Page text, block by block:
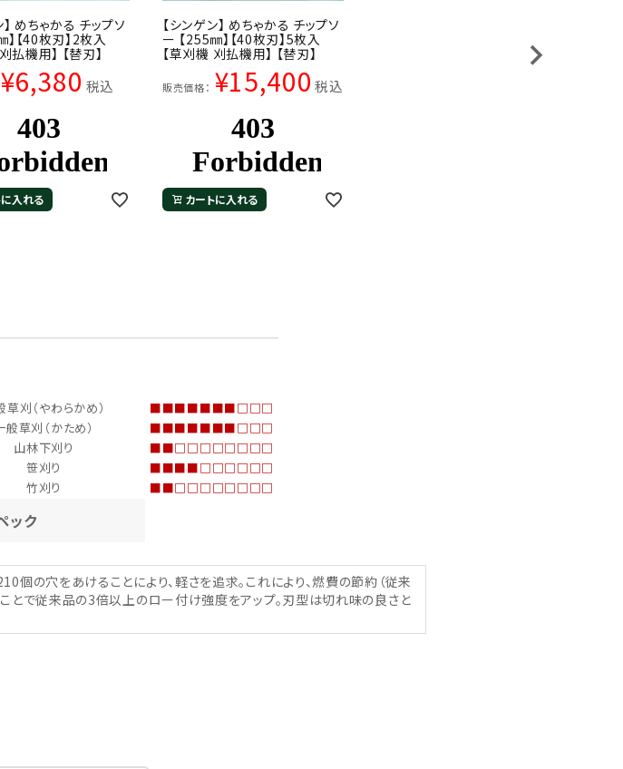
】 めちゃかる チップソ
】【40枚刃】2枚入
払機用】 【替刃】
¥6,380 税込
入れる
【シンゲン】 めちゃかる チップソ
ー 【255㎜】【40枚刃】5枚入
【草刈機 刈払機用】 【替刃】
販売価格： ¥15,400 税込
カートに入れる
草刈（やわらかめ）
■■■■■■■□□□
般草刈（かため）
■■■■■■■□□□
山林下刈り
■■□□□□□□□□
笹刈り
■■■■□□□□□□
竹刈り
■■□□□□□□□□
ック
の穴をあけることにより、軽さを追求。これにより、燃費の節約（従来
とで従来品の3倍以上のロー付け強度をアップ。刃型は切れ味の良さと